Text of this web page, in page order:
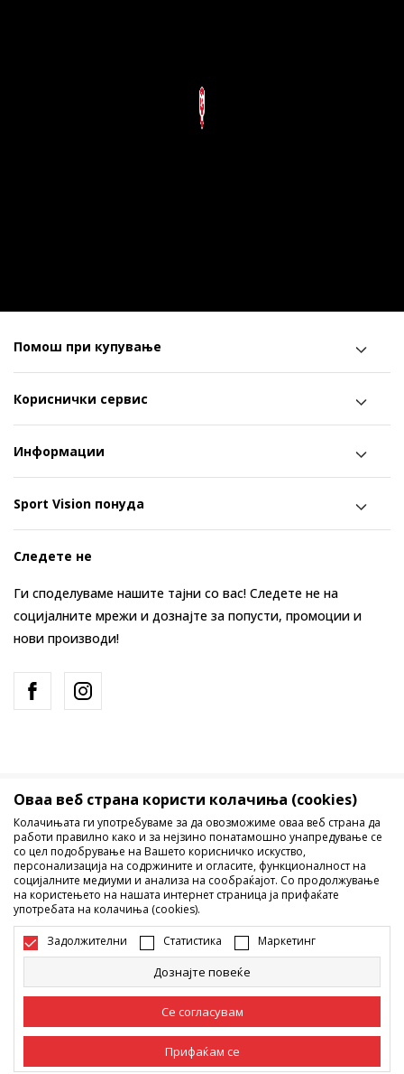
Помош при купување
Кориснички сервис
Информации
Sport Vision понуда
Следете не
Ги споделуваме нашите тајни со вас! Следете не на
социјалните мрежи и дознајте за попусти, промоции и
нови производи!
Македонија Промена
Не е дозволено превземање или користење на содржината од
интернет страните на Sport Vision, делумно или целосно a се
однесува на логоа, трговски марки, комерцијални содржини, ниту
истите да се отстапуваат на трети лица, јавно да се објавуваат или да
се користат за било какви цели, без писмена согласност од БДС.МК
ДООЕЛ.
Настојуваме да бидеме што попрецизни во описот на производот,
фотографијата и самата цена, но не можеме да гарантираме дака
сите информации се комплетни и без грешка. Сите прикажани
Оваа веб страна користи колачиња (cookies)
Колачињата ги употребуваме за да овозможиме оваа веб страна да
работи правилно како и за нејзино понатамошно унапредување се
со цел подобрување на Вашето корисничко искуство,
персонализација на содржините и огласите, функционалност на
социјалните медиуми и анализа на сообраќајот. Со продолжување
на користењето на нашата интернет страница ја прифаќате
употребата на колачиња (cookies).
Задолжителни Статистика Маркетинг
Дознајте повеќе
Се согласувам
Прифаќам се